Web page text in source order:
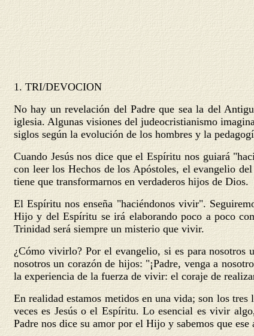
1.TRI/DEVOCION
No hay un revelación del Padre que sea la del
iglesia. Algunas visiones del judeocristianismo
siglos según la evolución de los hombres y la
Cuando Jesús nos dice que el Espíritu nos guiará
con leer los Hechos de los Apóstoles, el evangelio
tiene que transformarnos en verdaderos hijos de Dios.
El Espíritu nos enseña "haciéndonos vivir".
Hijo y del Espíritu se irá elaborando poco a poco
Trinidad será siempre un misterio que vivir.
¿Cómo vivirlo? Por el evangelio, si es para nosotros
nosotros un corazón de hijos: "¡Padre, venga a
la experiencia de la fuerza de vivir: el coraje de
En realidad estamos metidos en una vida; son los
veces es Jesús o el Espíritu. Lo esencial es vivir
Padre nos dice su amor por el Hijo y sabemos que